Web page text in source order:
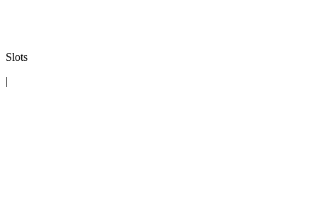
Slots
|